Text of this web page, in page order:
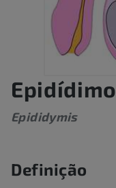
Epidídimo
Epididymis
Definição